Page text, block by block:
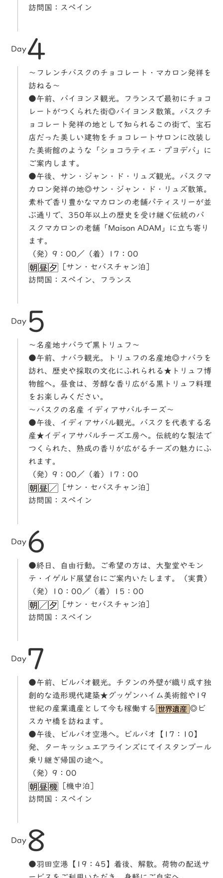
訪問国：スペイン
Day4
～フレンチバスクのチョコレート・マカロン発祥を
訪ねる～
●午前、バイヨンヌ観光。フランスで最初にチョコ
レートがつくられた街◎バイヨンヌ散策。バスクチ
ョコレート発祥の地として知られるこの街で、宝石
店だった美しい建物をチョコレートサロンに改装し
た美術館のような「ショコラティエ・プヨデバ」に
ご案内します。
●午後、サン・ジャン・ド・リュズ観光。バスクマ
カロン発祥の地◎サン・ジャン・ド・リュズ散策。
素朴で香り豊かなマカロンの老舗パティスリーが並
ぶ通りで、350年以上の歴史を受け継ぐ伝統のバ
スクマカロンの老舗「Maison ADAM」に立ち寄り
ます。
（発）9：00／（着）17：00
［サン・セバスチャン泊］
訪問国：スペイン、フランス
Day 5
～名産地ナバラで黒トリュフ～
●午前、ナバラ観光。トリュフの名産地◎ナバラを
訪れ、歴史や採取の文化にふれられる★トリュフ博
物館へ。昼食は、芳醇な香り広がる黒トリュフ料理
をお楽しみください。
～バスクの名産 イディアサバルチーズ～
●午後、イディアサバル観光。バスクを代表する名
産★イディアサバルチーズ工房へ。伝統的な製法で
つくられた、熟成の香りが広がるチーズの魅力にふ
れます。
（発）9：00／（着）17：00
［サン・セバスチャン泊］
訪問国：スペイン
Day 6
●終日、自由行動。ご希望の方は、大聖堂やモン
テ・イゲルド展望台にご案内いたします。（実費）
（発）10：00／（着）15：00
［サン・セバスチャン泊］
訪問国：スペイン
Day 7
●午前、ビルバオ観光。チタンの外壁が織り成す独
創的な造形現代建築★グッゲンハイム美術館や19
世紀の産業遺産として今も稼働する
◎ビ
スカヤ橋を訪ねます。
●午後、ビルバオ空港へ。ビルバオ【17：10】
発、ターキッシュエアラインズにてイスタンブール
乗り継ぎ帰国の途へ。
（発）9：00
［機中泊］
訪問国：スペイン
Day 8
●羽田空港【19：45】着後、解散。荷物の配送サ